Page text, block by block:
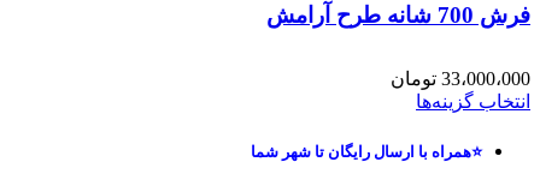
فرش 700 شانه طرح آرامش
33،000،000 تومان
انتخاب گزینه‌ها
⭐همراه با ارسال رایگان تا شهر شما